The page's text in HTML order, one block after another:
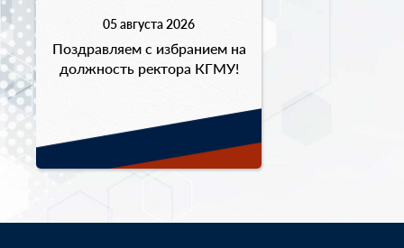
05 августа 2026
Поздравляем с избранием на
должность ректора КГМУ!